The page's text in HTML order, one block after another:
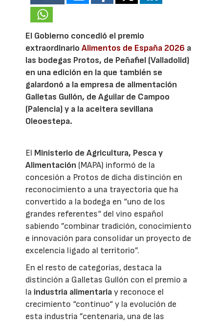
El Gobierno concedió el premio
extraordinarioAlimentos de España 2026 a
las bodegas Protos, de Peñafiel (Valladolid)
en una edición en la que también se
galardonó a la empresa de alimentación
Galletas Gullón, de Aguilar de Campoo
(Palencia) y a la aceitera sevillana
Oleoestepa.
El Ministerio de Agricultura, Pesca y
Alimentación (MAPA) informó de la
concesión a Protos de dicha distinción en
reconocimiento a una trayectoria que ha
convertido a la bodega en “uno de los
grandes referentes“ del vino español
sabiendo ”combinar tradición, conocimiento
e innovación para consolidar un proyecto de
excelencia ligado al territorio”.
En el resto de categorías, destaca la
distinción a Galletas Gullón con el premio a
la industria alimentariay reconoce el
crecimiento “continuo“ y la evolución de
esta industria ”centenaria, una de las